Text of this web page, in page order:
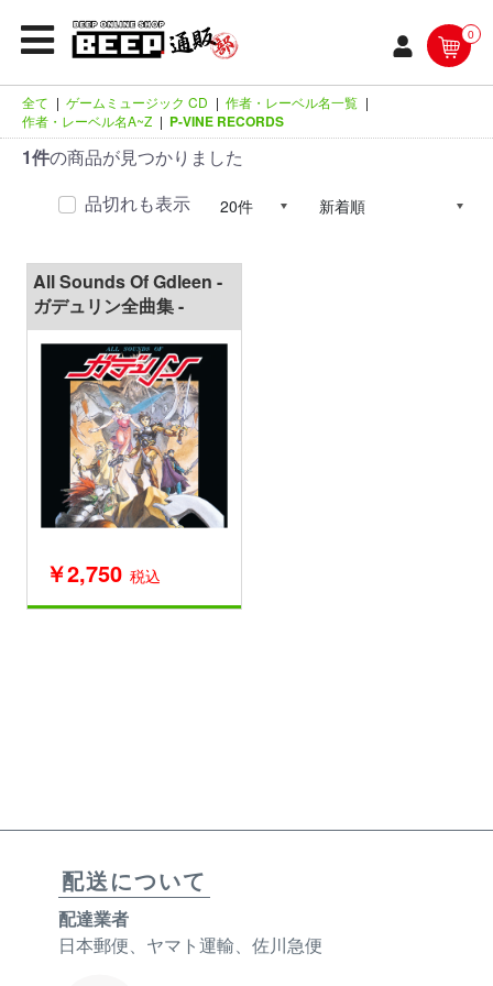
0
全て | ゲームミュージック CD | 作者・レーベル名一覧 |
作者・レーベル名A~Z | P-VINE RECORDS
1件の商品が見つかりました
品切れも表示
All Sounds Of Gdleen -
ガデュリン全曲集 -
￥2,750 税込
配送について
配達業者
日本郵便、ヤマト運輸、佐川急便